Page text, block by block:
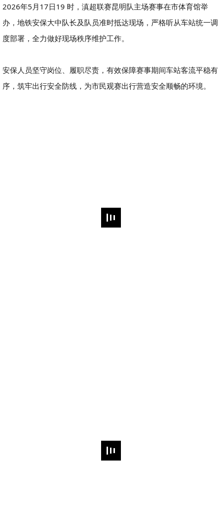
2026年5月17日19 时，滇超联赛昆明队主场赛事在市体育馆举
办，地铁安保大中队长及队员准时抵达现场，严格听从车站统一调
度部署，全力做好现场秩序维护工作。
安保人员坚守岗位、履职尽责，有效保障赛事期间车站客流平稳有
序，筑牢出行安全防线，为市民观赛出行营造安全顺畅的环境。